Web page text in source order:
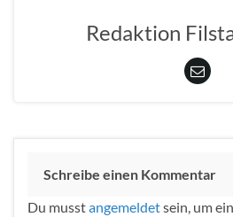
Redaktion
Schreibe einen Kommentar
Du musstangemeldetsein, um